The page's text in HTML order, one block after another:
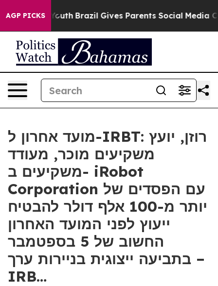
AGP PICKS
to Youth Brazil Gives Parents Social Media
מועד אחרון ל-IRBT: רוזן, יועץ
משקיעים מוכר, מעודד
משקיעים ב- iRobot
Corporation עם הפסדים של
יותר מ-100 אלף דולר להבטיח
ייעוץ לפני המועד האחרון
החשוב של 5 בספטמבר
בתביעה ייצוגית בניירות ערך –
IRB…